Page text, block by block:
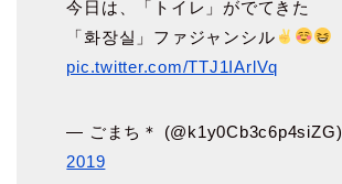
今日は、「トイレ」がでてきた
「화장실」ファジャンシル
pic.twitter.com/TTJ1IArlVq
— ごまち＊ (@k1y0Cb3c6p4siZG)
2019